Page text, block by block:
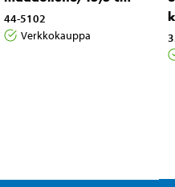
44-5102
Verkkokauppa